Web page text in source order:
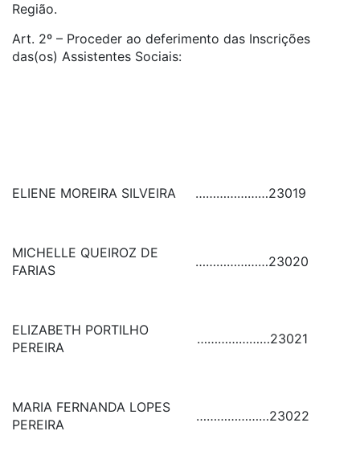
Região.
Art. 2º – Proceder ao deferimento das Inscrições
das(os) Assistentes Sociais:
ELIENE MOREIRA SILVEIRA …………………23019
MICHELLE QUEIROZ DE
FARIAS
…………………23020
ELIZABETH PORTILHO
PEREIRA
…………………23021
MARIA FERNANDA LOPES
PEREIRA
…………………23022